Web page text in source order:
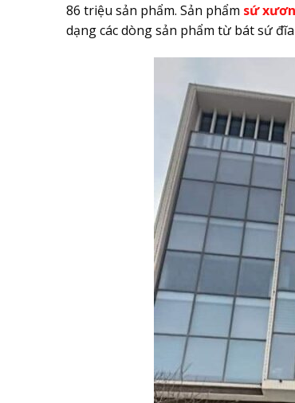
86 triệu sản phẩm. Sản phẩm sứ
dạng các dòng sản phẩm từ bát sứ